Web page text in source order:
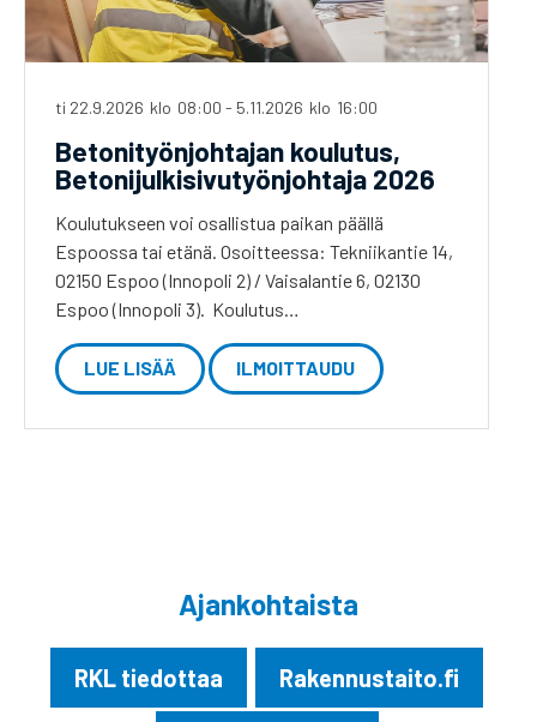
ti 22.9.2026 klo 08:00 - 5.11.2026 klo 16:00
Betonityönjohtajan koulutus,
Betonijulkisivutyönjohtaja 2026
Koulutukseen voi osallistua paikan päällä
Espoossa tai etänä. Osoitteessa: Tekniikantie 14,
02150 Espoo (Innopoli 2) / Vaisalantie 6, 02130
Espoo (Innopoli 3). Koulutus…
LUE LISÄÄ ILMOITTAUDU
Ajankohtaista
RKL tiedottaa Rakennustaito.fi